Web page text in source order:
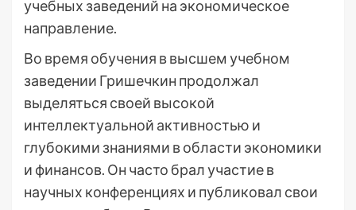
учебных заведений на экономическое
направление.
Во время обучения в высшем учебном
заведении Гришечкин продолжал
выделяться своей высокой
интеллектуальной активностью и
глубокими знаниями в области экономики
и финансов. Он часто брал участие в
научных конференциях и публиковал свои